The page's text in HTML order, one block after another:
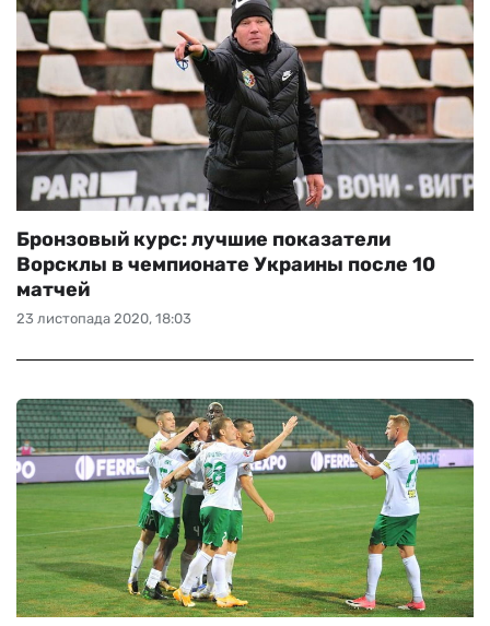
23 листопада 2020, 18:03
Бронзовый курс: лучшие показатели
Ворсклы в чемпионате Украины после 10
матчей